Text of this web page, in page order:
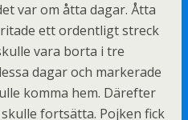
var om åtta dagar. Åtta
ritade ett ordentligt streck
vara borta i tre
dagar och markerade
komma hem. Därefter
fortsätta. Pojken fick